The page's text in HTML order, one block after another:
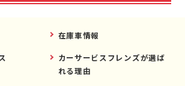
在庫車情報
カーサービスフレンズが選ば
れる理由